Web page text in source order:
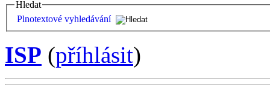
Hledat
Plnotextové vyhledávání
ISP (příhlásit)